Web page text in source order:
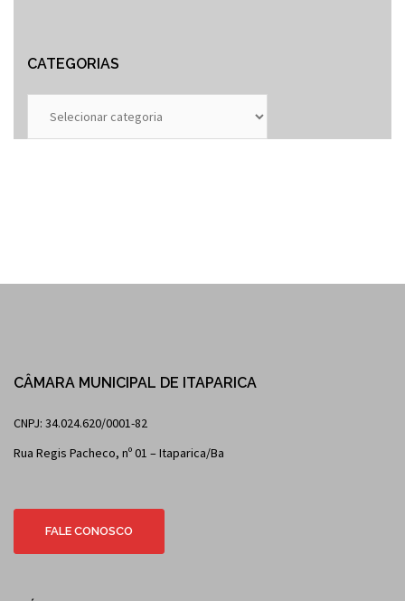
CATEGORIAS
CÂMARA MUNICIPAL DE ITAPARICA
CNPJ: 34.024.620/0001-82
Rua Regis Pacheco, nº 01 – Itaparica/Ba
FALE CONOSCO